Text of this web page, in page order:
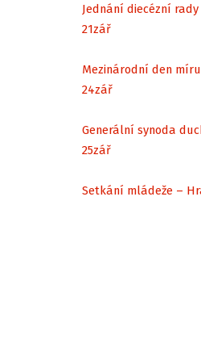
Jednání diecézní
21zář
Mezinárodní den míru
24zář
Generální synoda
25zář
Setkání mládeže –